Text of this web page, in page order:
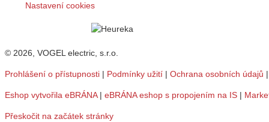
Nastavení cookies
© 2026, VOGEL electric, s.r.o.
Prohlášení o přístupnosti | Podmínky užití | Ochrana osobních údajů
Eshop vytvořila eBRÁNA| eBRÁNA eshop s propojením na IS |
Přeskočit na začátek stránky